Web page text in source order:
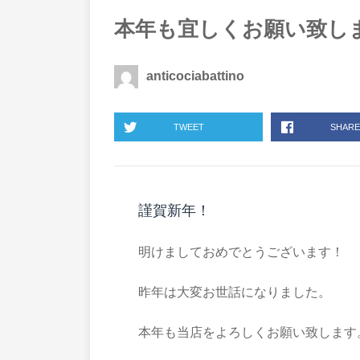
本年も宜しくお願い致し
anticociabattino
TWEET SHARE
謹賀新年！
明けましておめでとうございます！
昨年は大変お世話になりました。
本年も当店をよろしくお願い致します